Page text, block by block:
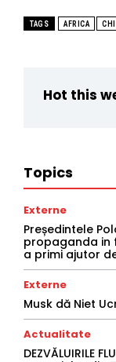
TAGS AFRICA
Hot this
Topics
Externe
Președintele
propaganda in
a primi ajutor
Externe
Musk dă Niet
Actualitate
DEZVĂLUIRILE